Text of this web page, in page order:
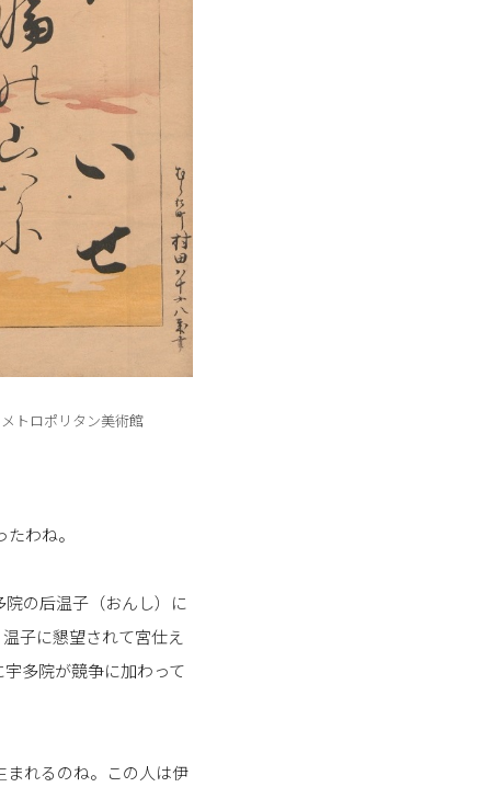
トロポリタン美術館
わね。
の后温子（おんし）に
子に懇望されて宮仕え
多院が競争に加わって
れるのね。この人は伊